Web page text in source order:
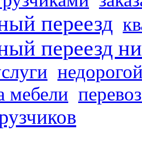
переезд
переезд
мебели